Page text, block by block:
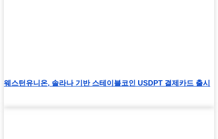
웨스턴유니온, 솔라나 기반 스테이블코인 USDPT 결제카드 출시